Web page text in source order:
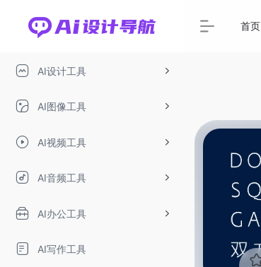
AI设计工具
AI图像工具
AI视频工具
AI音频工具
AI办公工具
AI写作工具
首页